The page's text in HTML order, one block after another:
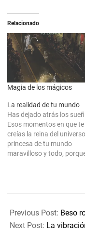
Relacionado
Magia de los mágicos
La realidad de tu mundo
Has dejado atrás los
Esos momentos en que te
creías la reina del
princesa de tu mundo
maravilloso y todo,
Realmente creas lo que
creer…
03-
03
Previous Post: Beso
Next Post: La